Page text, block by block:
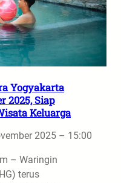
Yogyakarta
2025, Siap
Keluarga
2025 – 15:00
– Waringin
terus